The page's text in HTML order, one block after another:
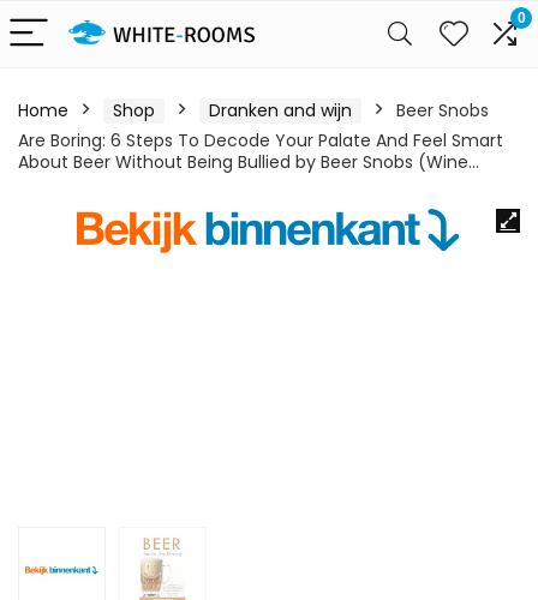
0
Home Shop Dranken and wijn
Beer Snobs
Are Boring: 6 Steps To Decode Your Palate And Feel Smart
About Beer Without Being Bullied by Beer Snobs (Wine…